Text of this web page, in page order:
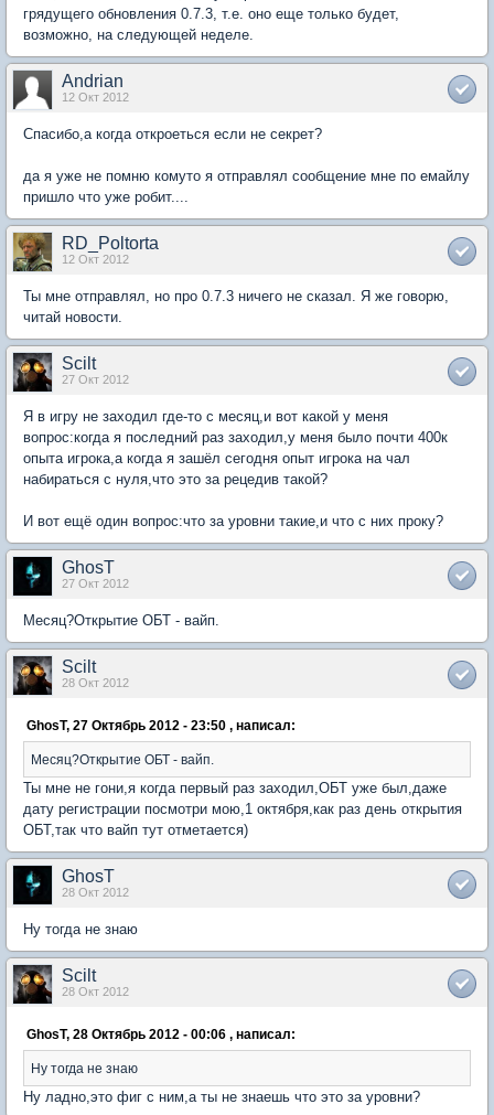
грядущего обновления 0.7.3, т.е. оно еще только будет,
возможно, на следующей неделе.
Andrian
12 Окт 2012
Спасибо,а когда откроеться если не секрет?
да я уже не помню комуто я отправлял сообщение мне по емайлу
пришло что уже робит....
RD_Poltorta
12 Окт 2012
Ты мне отправлял, но про 0.7.3 ничего не сказал. Я же говорю,
читай новости.
Scilt
27 Окт 2012
Я в игру не заходил где-то с месяц,и вот какой у меня
вопрос:когда я последний раз заходил,у меня было почти 400к
опыта игрока,а когда я зашёл сегодня опыт игрока на чал
набираться с нуля,что это за рецедив такой?
И вот ещё один вопрос:что за уровни такие,и что с них проку?
GhosT
27 Окт 2012
Месяц?Открытие ОБТ - вайп.
Scilt
28 Окт 2012
GhosT, 27 Октябрь 2012 - 23:50 , написал:
Месяц?Открытие ОБТ - вайп.
Ты мне не гони,я когда первый раз заходил,ОБТ уже был,даже
дату регистрации посмотри мою,1 октября,как раз день открытия
ОБТ,так что вайп тут отметается)
GhosT
28 Окт 2012
Ну тогда не знаю
Scilt
28 Окт 2012
GhosT, 28 Октябрь 2012 - 00:06 , написал:
Ну тогда не знаю
Ну ладно,это фиг с ним,а ты не знаешь что это за уровни?